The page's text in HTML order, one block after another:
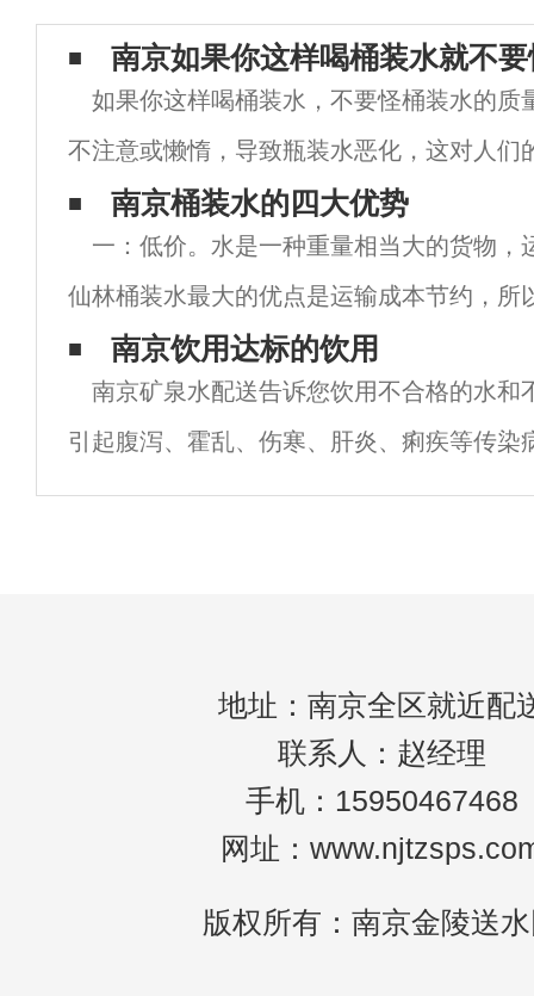
南京如果你这样喝桶装水​就不
如果你这样喝桶装水，不要怪桶装水的质
不注意或懒惰，导致瓶装水恶化，这对人们
了自己和家庭健康，须注意以下问题，经常
机不放在阳光直射的地方，水打开，尽快喝
南京桶装水的四大优势
一：低价。水是一种重量相当大的货物，
仙林桶装水最大的优点是运输成本节约，所
地水价格必须更低，这让每个人都更愿意接
水质。瓶装纯水使用当地优质水源，是一个
南京饮用达标的饮用
南京矿泉水配送告诉您饮用不合格的水和
引起腹泻、霍乱、伤寒、肝炎、痢疾等传染
砷中毒等地方性疾病。例如；有时喝自来水
地址：南京全区就近配
联系人：赵经理
手机：15950467468
网址：
版权所有：南京金陵送